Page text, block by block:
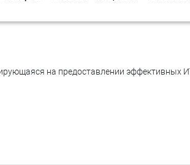
Новости
на предоставлении эффективных